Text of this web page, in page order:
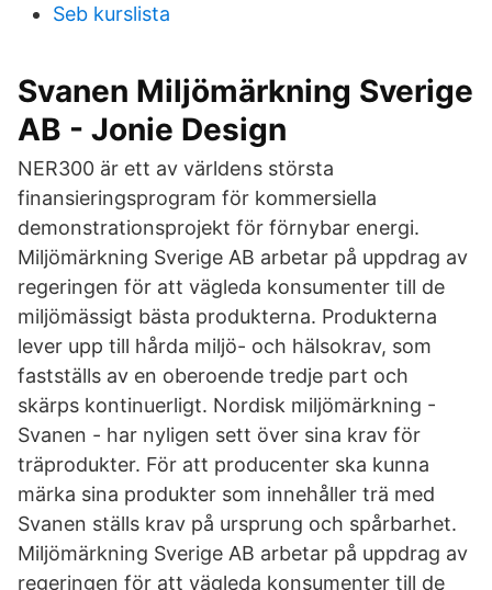
Seb kurslista
Svanen Miljömärkning Sverige
AB - Jonie Design
NER300 är ett av världens största
finansieringsprogram för kommersiella
demonstrationsprojekt för förnybar energi.
Miljömärkning Sverige AB arbetar på uppdrag av
regeringen för att vägleda konsumenter till de
miljömässigt bästa produkterna. Produkterna
lever upp till hårda miljö- och hälsokrav, som
fastställs av en oberoende tredje part och
skärps kontinuerligt. Nordisk miljömärkning -
Svanen - har nyligen sett över sina krav för
träprodukter. För att producenter ska kunna
märka sina produkter som innehåller trä med
Svanen ställs krav på ursprung och spårbarhet.
Miljömärkning Sverige AB arbetar på uppdrag av
regeringen för att vägleda konsumenter till de